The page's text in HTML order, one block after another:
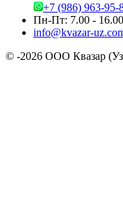
+7 (986) 963-95-
Пн-Пт: 7.00 - 16.00
info@kvazar-
© -2026 ООО Квазар